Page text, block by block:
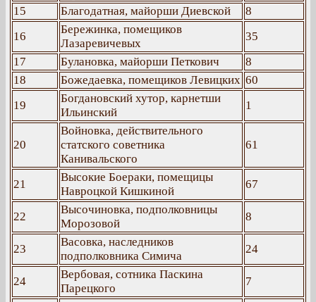
15
Благодатная, майорши Диевской
8
16
Бережинка, помещиков
Лазаревичевых
35
17
Булановка, майорши Петкович
8
18
Божедаевка, помещиков Левицких 60
19
Богдановский хутор, карнетши
Ильинский
1
20
Войновка, действительного
статского советника
Канивальского
61
21
Высокие Боераки, помещицы
Навроцкой Кишкиной
67
22
Высочиновка, подполковницы
Морозовой
8
23
Васовка, наследников
подполковника Симича
24
24
Вербовая, сотника Паскина
Парецкого
7